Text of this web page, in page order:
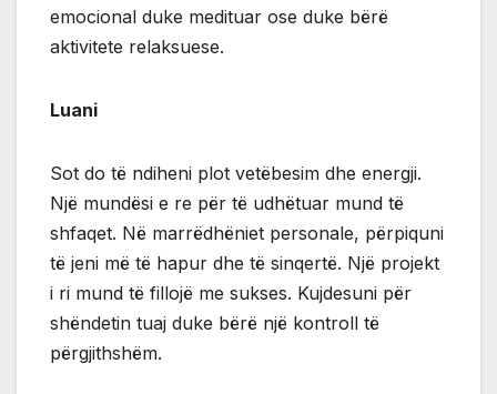
emocional duke medituar ose duke bërë
aktivitete relaksuese.
Luani
Sot do të ndiheni plot vetëbesim dhe energji.
Një mundësi e re për të udhëtuar mund të
shfaqet. Në marrëdhëniet personale, përpiquni
të jeni më të hapur dhe të sinqertë. Një projekt
i ri mund të fillojë me sukses. Kujdesuni për
shëndetin tuaj duke bërë një kontroll të
përgjithshëm.